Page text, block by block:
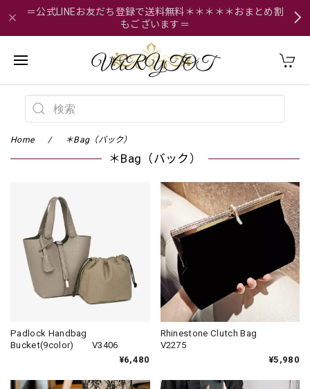
＝公式LINEお友だち登録で送料無料＊＊＊＊＊おまとめ割
もございます＝
Home ＊Bag（バック）
＊Bag（バック）
Padlock Handbag
Bucket(9color) V3406
¥6,480
Rhinestone Clutch Bag
V2275
¥5,980